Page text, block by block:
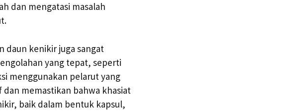
dan mengatasi masalah
daun kenikir juga sangat
yang tepat, seperti
menggunakan pelarut yang
memastikan bahwa khasiat
baik dalam bentuk kapsul,